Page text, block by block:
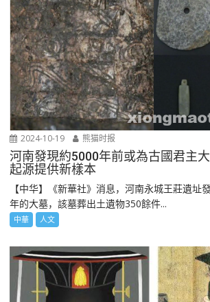
2024-10-19 熊猫时报
河南發現約5000年前或為古國君主
起源提供新樣本
【中华】《新華社》消息，河南永城王莊遺址
年的大墓，該墓葬出土遺物350餘件...
中華 人文